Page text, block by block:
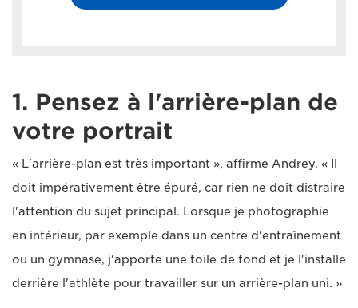
1. Pensez à l'arrière-plan de
votre portrait
« L'arrière-plan est très important », affirme Andrey. « Il
doit impérativement être épuré, car rien ne doit distraire
l'attention du sujet principal. Lorsque je photographie
en intérieur, par exemple dans un centre d'entraînement
ou un gymnase, j'apporte une toile de fond et je l'installe
derrière l'athlète pour travailler sur un arrière-plan uni. »